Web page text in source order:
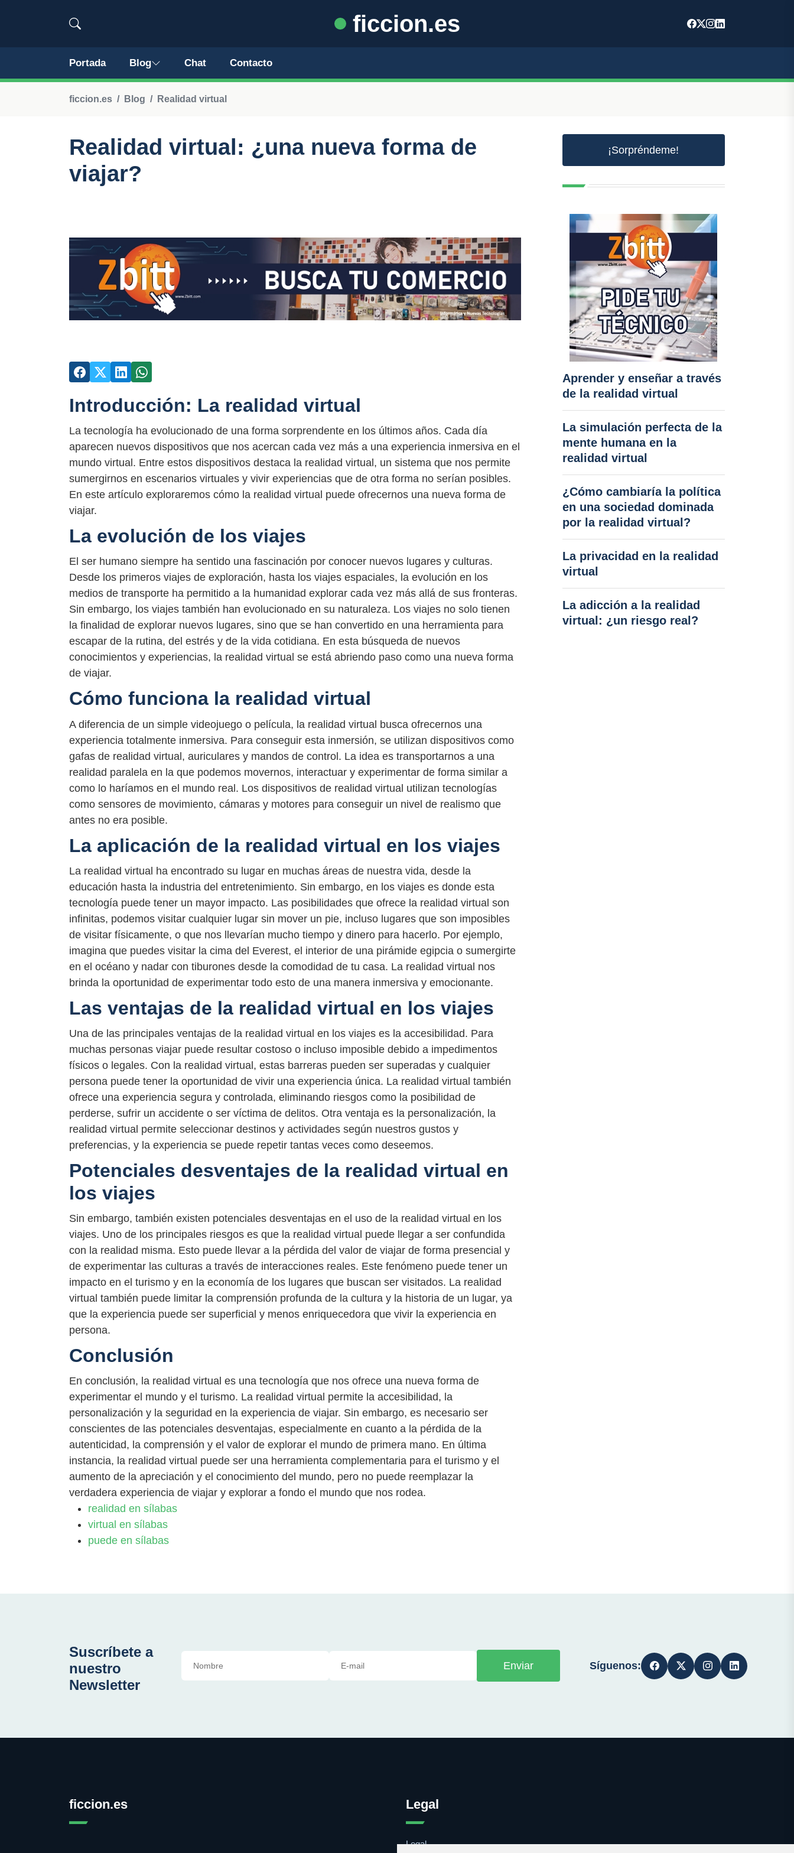
ficcion.es
Portada Blog Chat Contacto
ficcion.es Blog Realidad virtual
Realidad virtual: ¿una nueva forma de
viajar?
Introducción: La realidad virtual
La tecnología ha evolucionado de una forma sorprendente en los últimos años. Cada día
aparecen nuevos dispositivos que nos acercan cada vez más a una experiencia inmersiva en el
mundo virtual. Entre estos dispositivos destaca la realidad virtual, un sistema que nos permite
sumergirnos en escenarios virtuales y vivir experiencias que de otra forma no serían posibles.
En este artículo exploraremos cómo la realidad virtual puede ofrecernos una nueva forma de
viajar.
La evolución de los viajes
El ser humano siempre ha sentido una fascinación por conocer nuevos lugares y culturas.
Desde los primeros viajes de exploración, hasta los viajes espaciales, la evolución en los
medios de transporte ha permitido a la humanidad explorar cada vez más allá de sus fronteras.
Sin embargo, los viajes también han evolucionado en su naturaleza. Los viajes no solo tienen
la finalidad de explorar nuevos lugares, sino que se han convertido en una herramienta para
escapar de la rutina, del estrés y de la vida cotidiana. En esta búsqueda de nuevos
conocimientos y experiencias, la realidad virtual se está abriendo paso como una nueva forma
de viajar.
Cómo funciona la realidad virtual
A diferencia de un simple videojuego o película, la realidad virtual busca ofrecernos una
experiencia totalmente inmersiva. Para conseguir esta inmersión, se utilizan dispositivos como
gafas de realidad virtual, auriculares y mandos de control. La idea es transportarnos a una
realidad paralela en la que podemos movernos, interactuar y experimentar de forma similar a
como lo haríamos en el mundo real. Los dispositivos de realidad virtual utilizan tecnologías
como sensores de movimiento, cámaras y motores para conseguir un nivel de realismo que
antes no era posible.
La aplicación de la realidad virtual en los viajes
La realidad virtual ha encontrado su lugar en muchas áreas de nuestra vida, desde la
educación hasta la industria del entretenimiento. Sin embargo, en los viajes es donde esta
tecnología puede tener un mayor impacto. Las posibilidades que ofrece la realidad virtual son
infinitas, podemos visitar cualquier lugar sin mover un pie, incluso lugares que son imposibles
de visitar físicamente, o que nos llevarían mucho tiempo y dinero para hacerlo. Por ejemplo,
imagina que puedes visitar la cima del Everest, el interior de una pirámide egipcia o sumergirte
en el océano y nadar con tiburones desde la comodidad de tu casa. La realidad virtual nos
brinda la oportunidad de experimentar todo esto de una manera inmersiva y emocionante.
Las ventajas de la realidad virtual en los viajes
Una de las principales ventajas de la realidad virtual en los viajes es la accesibilidad. Para
muchas personas viajar puede resultar costoso o incluso imposible debido a impedimentos
físicos o legales. Con la realidad virtual, estas barreras pueden ser superadas y cualquier
persona puede tener la oportunidad de vivir una experiencia única. La realidad virtual también
ofrece una experiencia segura y controlada, eliminando riesgos como la posibilidad de
perderse, sufrir un accidente o ser víctima de delitos. Otra ventaja es la personalización, la
realidad virtual permite seleccionar destinos y actividades según nuestros gustos y
preferencias, y la experiencia se puede repetir tantas veces como deseemos.
Potenciales desventajes de la realidad virtual en
los viajes
Sin embargo, también existen potenciales desventajas en el uso de la realidad virtual en los
viajes. Uno de los principales riesgos es que la realidad virtual puede llegar a ser confundida
con la realidad misma. Esto puede llevar a la pérdida del valor de viajar de forma presencial y
de experimentar las culturas a través de interacciones reales. Este fenómeno puede tener un
impacto en el turismo y en la economía de los lugares que buscan ser visitados. La realidad
virtual también puede limitar la comprensión profunda de la cultura y la historia de un lugar, ya
que la experiencia puede ser superficial y menos enriquecedora que vivir la experiencia en
persona.
Conclusión
En conclusión, la realidad virtual es una tecnología que nos ofrece una nueva forma de
experimentar el mundo y el turismo. La realidad virtual permite la accesibilidad, la
personalización y la seguridad en la experiencia de viajar. Sin embargo, es necesario ser
conscientes de las potenciales desventajas, especialmente en cuanto a la pérdida de la
autenticidad, la comprensión y el valor de explorar el mundo de primera mano. En última
instancia, la realidad virtual puede ser una herramienta complementaria para el turismo y el
aumento de la apreciación y el conocimiento del mundo, pero no puede reemplazar la
verdadera experiencia de viajar y explorar a fondo el mundo que nos rodea.
realidad en sílabas
virtual en sílabas
puede en sílabas
¡Sorpréndeme!
Aprender y enseñar a través
de la realidad virtual
La simulación perfecta de la
mente humana en la
realidad virtual
¿Cómo cambiaría la política
en una sociedad dominada
por la realidad virtual?
La privacidad en la realidad
virtual
La adicción a la realidad
virtual: ¿un riesgo real?
Suscríbete a
nuestro
Newsletter
Enviar Síguenos:
ficcion.es Legal
Legal